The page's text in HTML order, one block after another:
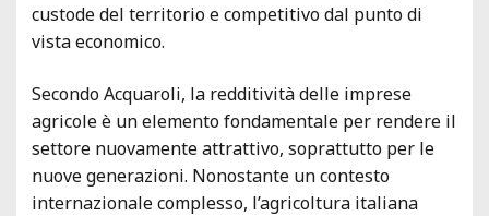
custode del territorio e competitivo dal punto di
vista economico.
Secondo Acquaroli, la redditività delle imprese
agricole è un elemento fondamentale per rendere il
settore nuovamente attrattivo, soprattutto per le
nuove generazioni. Nonostante un contesto
internazionale complesso, l’agricoltura italiana